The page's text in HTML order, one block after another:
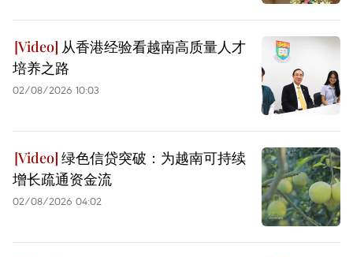
从香港经验看越南高质量人才
培养之路
02/08/2026 10:03
绿色信贷突破：为越南可持续
增长疏通资金流
02/08/2026 04:02